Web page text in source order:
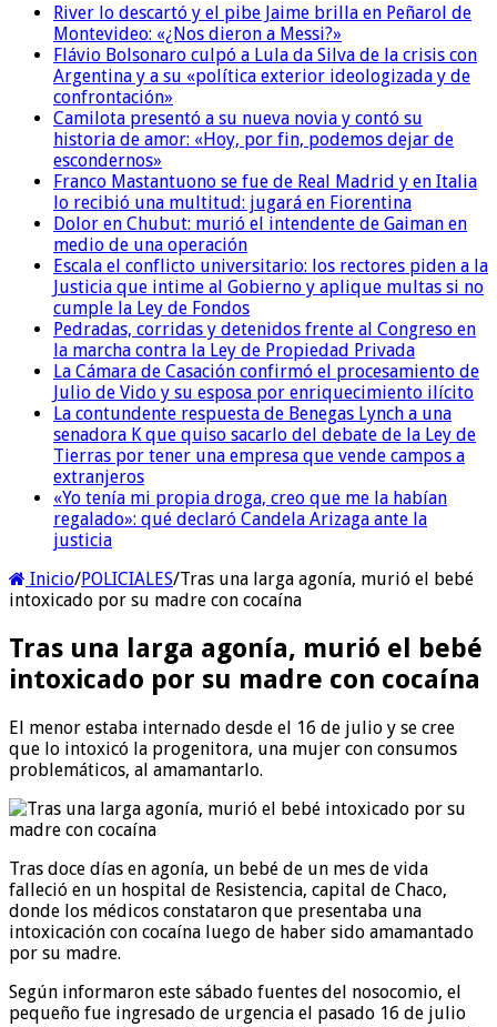
River lo descartó y el pibe Jaime brilla en Peñarol de
Montevideo: «¿Nos dieron a Messi?»
Flávio Bolsonaro culpó a Lula da Silva de la crisis con
Argentina y a su «política exterior ideologizada y de
confrontación»
Camilota presentó a su nueva novia y contó su
historia de amor: «Hoy, por fin, podemos dejar de
escondernos»
Franco Mastantuono se fue de Real Madrid y en Italia
lo recibió una multitud: jugará en Fiorentina
Dolor en Chubut: murió el intendente de Gaiman en
medio de una operación
Escala el conflicto universitario: los rectores piden a la
Justicia que intime al Gobierno y aplique multas si no
cumple la Ley de Fondos
Pedradas, corridas y detenidos frente al Congreso en
la marcha contra la Ley de Propiedad Privada
La Cámara de Casación confirmó el procesamiento de
Julio de Vido y su esposa por enriquecimiento ilícito
La contundente respuesta de Benegas Lynch a una
senadora K que quiso sacarlo del debate de la Ley de
Tierras por tener una empresa que vende campos a
extranjeros
«Yo tenía mi propia droga, creo que me la habían
regalado»: qué declaró Candela Arizaga ante la
justicia
Inicio/POLICIALES/Tras una larga agonía, murió el bebé
intoxicado por su madre con cocaína
Tras una larga agonía, murió el bebé
intoxicado por su madre con cocaína
El menor estaba internado desde el 16 de julio y se cree
que lo intoxicó la progenitora, una mujer con consumos
problemáticos, al amamantarlo.
Tras doce días en agonía, un bebé de un mes de vida
falleció en un hospital de Resistencia, capital de Chaco,
donde los médicos constataron que presentaba una
intoxicación con cocaína luego de haber sido amamantado
por su madre.
Según informaron este sábado fuentes del nosocomio, el
pequeño fue ingresado de urgencia el pasado 16 de julio